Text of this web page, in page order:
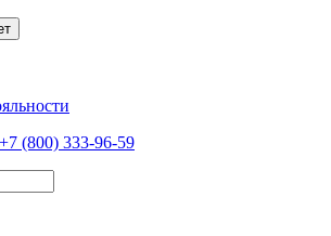
+7 (800) 333-96-59